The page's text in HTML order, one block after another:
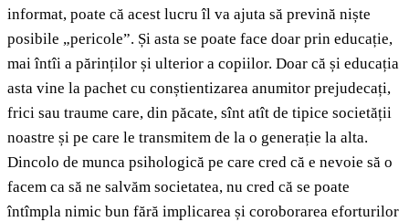
informat, poate că acest lucru îl va ajuta să prevină niște
posibile „pericole”. Și asta se poate face doar prin educație,
mai întîi a părinților și ulterior a copiilor. Doar că și educația
asta vine la pachet cu conștientizarea anumitor prejudecați,
frici sau traume care, din păcate, sînt atît de tipice societății
noastre și pe care le transmitem de la o generație la alta.
Dincolo de munca psihologică pe care cred că e nevoie să o
facem ca să ne salvăm societatea, nu cred că se poate
întîmpla nimic bun fără implicarea și coroborarea eforturilor